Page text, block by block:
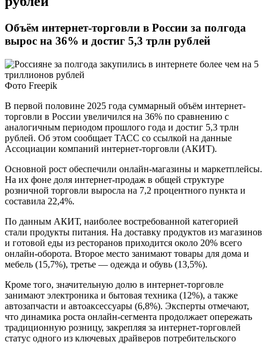
​Объём интернет-торговли в России за полгода
вырос на 36% и достиг 5,3 трлн рублей
Фото Freepik
В первой половине 2025 года суммарный объём интернет-
торговли в России увеличился на 36% по сравнению с
аналогичным периодом прошлого года и достиг 5,3 трлн
рублей. Об этом сообщает ТАСС со ссылкой на данные
Ассоциации компаний интернет-торговли (АКИТ).
Основной рост обеспечили онлайн-магазины и маркетплейсы.
На их фоне доля интернет-продаж в общей структуре
розничной торговли выросла на 7,2 процентного пункта и
составила 22,4%.
По данным АКИТ, наиболее востребованной категорией
стали продукты питания. На доставку продуктов из магазинов
и готовой еды из ресторанов приходится около 20% всего
онлайн-оборота. Второе место занимают товары для дома и
мебель (15,7%), третье — одежда и обувь (13,5%).
Кроме того, значительную долю в интернет-торговле
занимают электроника и бытовая техника (12%), а также
автозапчасти и автоаксессуары (6,8%). Эксперты отмечают,
что динамика роста онлайн-сегмента продолжает опережать
традиционную розницу, закрепляя за интернет-торговлей
статус одного из ключевых драйверов потребительского